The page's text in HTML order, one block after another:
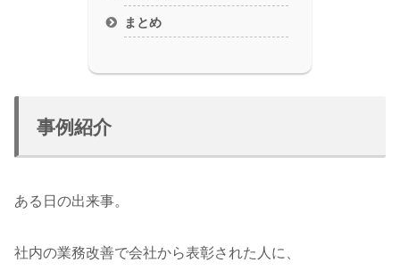
まとめ
事例紹介
ある日の出来事。
社内の業務改善で会社から表彰された人に、